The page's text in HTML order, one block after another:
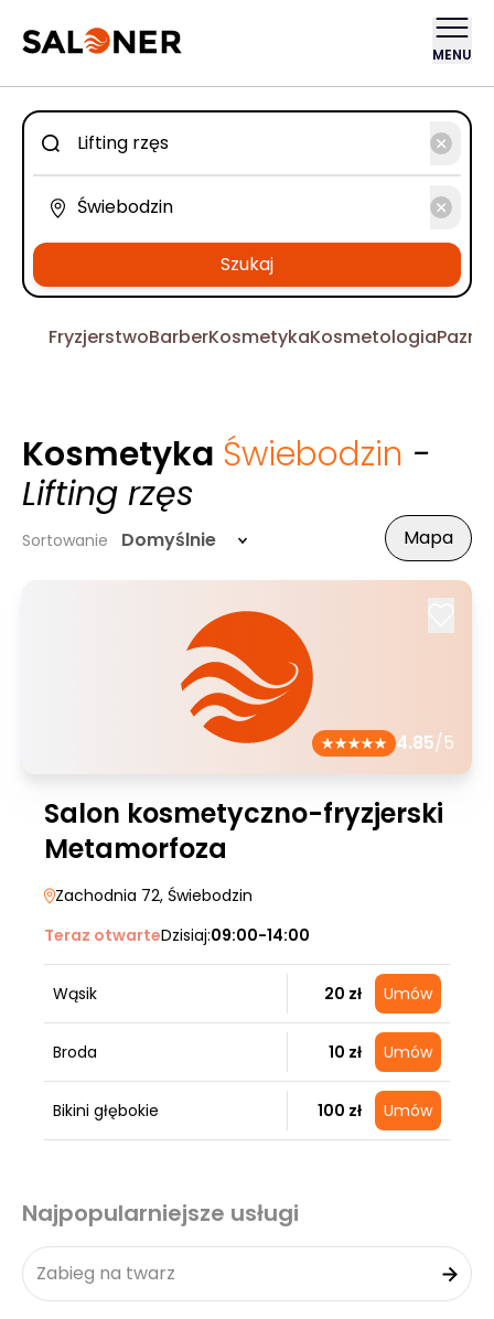
MENU
Szukaj
FryzjerstwoBarberKosmetykaKosmetologia
Kosmetyka Świebodzin -
Lifting rzęs
Sortowanie Domyślnie Mapa
4.85/5
Salon kosmetyczno-fryzjerski
Metamorfoza
Zachodnia 72, Świebodzin
Teraz otwarteDzisiaj:09:00-14:00
Wąsik 20 zł Umów
Broda 10 zł Umów
Bikini głębokie 100 zł Umów
Najpopularniejsze usługi
Zabieg na twarz